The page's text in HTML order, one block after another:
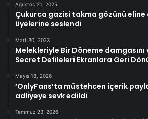
Ağustos 21, 2025
Çukurca gazisi takma gözünü eline
üyelerine seslendi
Mart 30, 2023
Melekleriyle Bir Döneme
Secret Defileleri Ekranlara Geri
Mayıs 18, 2026
‘OnlyFans’ta müstehcen içerik
adliyeye sevk edildi
Temmuz 23, 2026